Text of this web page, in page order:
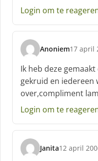
:Login om te
Anoniem
s
c
h
r
e
e
f
:
17 april
Ik heb deze
gekruid en iedereen
over,compliment
Login om te
Janita
s
12 april